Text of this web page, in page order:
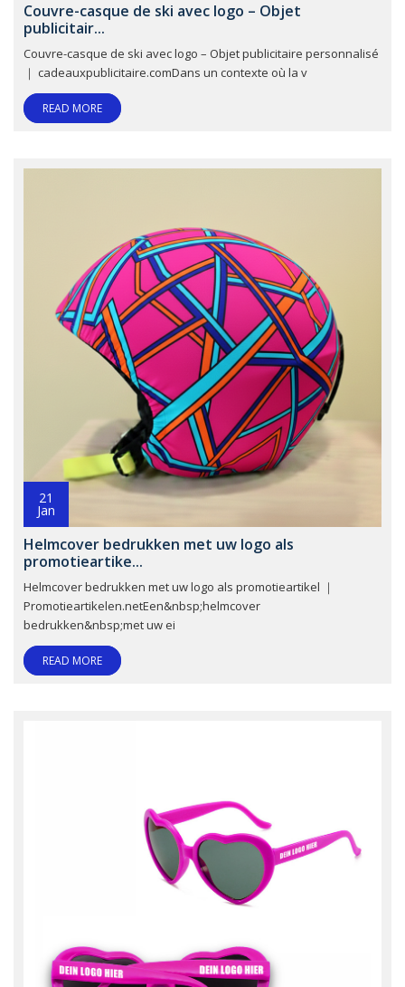
Couvre-casque de ski avec logo – Objet
publicitair...
Couvre-casque de ski avec logo – Objet publicitaire personnalisé
｜ cadeauxpublicitaire.comDans un contexte où la v
READ MORE
21
Jan
Helmcover bedrukken met uw logo als
promotieartike...
Helmcover bedrukken met uw logo als promotieartikel ｜
Promotieartikelen.netEen&nbsp;helmcover
bedrukken&nbsp;met uw ei
READ MORE